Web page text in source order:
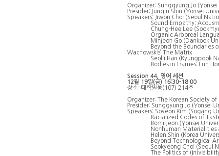
Organizer: Sunggyung Jo
Presider: Jungju Shin (Yonsei
Speakers: Jiwon Choi (Seoul
Sound Empathy:
Chung-Hee Lee
Organic Arboreal Language
Minjeon Go (Dankook
Beyond the Boundaries of the
Wachowskis’ The Matrix
Seolji Han (Kyungpook
Bodies in Frames: Fun
Session 44, 영어 세션
12월 19일(금) 16:30-18:00
장소: 대학원동(107) 214호
Organizer: The Korean Society
Presider: Sunggyung Jo (Yonsei
Speakers: Soyeon Kim (Sogang
Racialized Codes of Taste:
Bomi Jeon (Yonsei
Nonhuman Materialities and
Helen Shin (Korea
Beyond Technological
Seokyeong Choi (Seoul
The Politics of (In)visibility: